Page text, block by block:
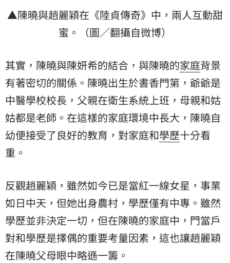
▲陳曉與趙麗穎在《陸貞傳奇》中，兩人互動甜
蜜。（圖／翻攝自微博）
其實，陳曉與陳妍希的結合，與陳曉的家庭背景
有著密切的關係。陳曉出生於書香門第，爺爺是
中醫學校校長，父親在衛生系統上班，母親和姑
姑都是老師。在這樣的家庭環境中長大，陳曉自
幼便接受了良好的教育，對家庭和學歷十分看
重。
反觀趙麗穎，雖然如今已是當紅一線女星，事業
如日中天，但她出身農村，學歷僅有中專。雖然
學歷並非決定一切，但在陳曉的家庭中，門當戶
對和學歷是擇偶的重要考量因素，這也讓趙麗穎
在陳曉父母眼中略遜一籌。